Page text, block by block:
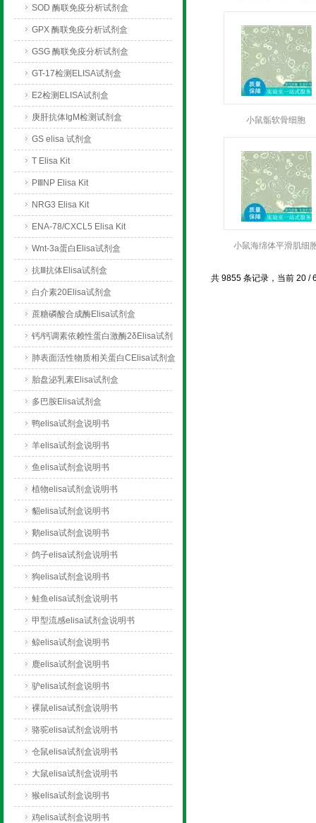
SOD 酶联免疫分析试剂盒
GPX 酶联免疫分析试剂盒
GSG 酶联免疫分析试剂盒
GT-17检测ELISA试剂盒
E2检测ELISA试剂盒
庚肝抗体IgM检测试剂盒
GS elisa 试剂盒
T Elisa Kit
PⅢNP Elisa Kit
NRG3 Elisa Kit
ENA-78/CXCL5 Elisa Kit
Wnt-3a蛋白Elisa试剂盒
抗Ⅲ抗体Elisa试剂盒
白介素20Elisa试剂盒
蔗糖磷酸合成酶Elisa试剂盒
钙/钙调素依赖性蛋白激酶2δElisa试剂
盒
肺表面活性物质相关蛋白CElisa试剂盒
胎盘泌乳素Elisa试剂盒
多巴胺Elisa试剂盒
鸭elisa试剂盒说明书
羊elisa试剂盒说明书
鱼elisa试剂盒说明书
植物elisa试剂盒说明书
貂elisa试剂盒说明书
鹅elisa试剂盒说明书
鸽子elisa试剂盒说明书
狗elisa试剂盒说明书
鲑鱼elisa试剂盒说明书
甲型流感elisa试剂盒说明书
鲸elisa试剂盒说明书
鹿elisa试剂盒说明书
驴elisa试剂盒说明书
裸鼠elisa试剂盒说明书
骆驼elisa试剂盒说明书
仓鼠elisa试剂盒说明书
大鼠elisa试剂盒说明书
猴elisa试剂盒说明书
鸡elisa试剂盒说明书
小鼠骺软骨细胞
小鼠海绵体平滑肌细
共 9855 条记录，当前 20 /